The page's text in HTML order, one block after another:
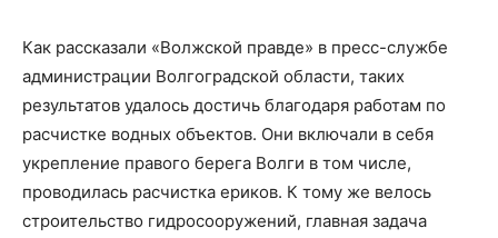
Как рассказали «Волжской правде» в пресс-службе
администрации Волгоградской области, таких
результатов удалось достичь благодаря работам по
расчистке водных объектов. Они включали в себя
укрепление правого берега Волги в том числе,
проводилась расчистка ериков. К тому же велось
строительство гидросооружений, главная задача